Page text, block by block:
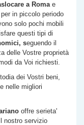
a Romae
in piccolo periodo
solo pochi mobili
questi tipi di
seguendo il
delle Vostre proprietà
da Voi richiesti.
dei Vostri beni,
nelle migliori
offre serieta'
nostro servizio